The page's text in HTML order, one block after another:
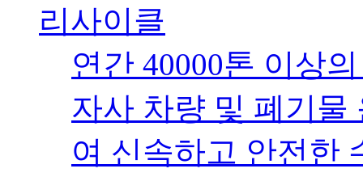
리사이클
연간 40000톤 이상
자사 차량 및 폐기물
여 신속하고 안전한